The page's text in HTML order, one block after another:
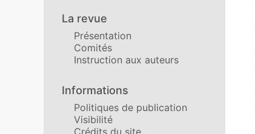
La revue
Présentation
Comités
Instruction aux auteurs
Informations
Politiques de publication
Visibilité
Crédits du site